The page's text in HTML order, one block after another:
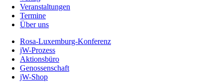
Veranstaltungen
Termine
Über uns
Rosa-Luxemburg-Konferenz
jW-Prozess
Aktionsbüro
Genossenschaft
jW-Shop